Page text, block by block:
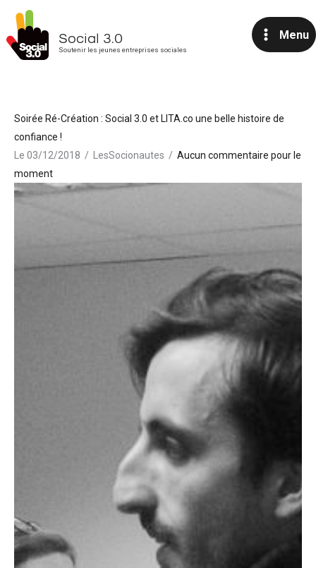
contenu
Social 3.0
Soutenir les jeunes entreprises sociales
Menu
Soirée Ré-Création : Social 3.0 et LITA.co une belle histoire de
confiance !
Le 03/12/2018 / LesSocionautes / Aucun commentaire pour le
moment